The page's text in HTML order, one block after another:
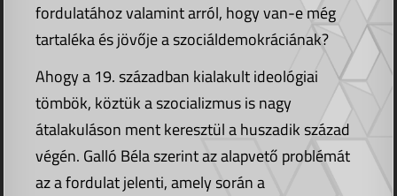
fordulatához valamint arról, hogy van-e még
tartaléka és jövője a szociáldemokráciának?
Ahogy a 19. században kialakult ideológiai
tömbök, köztük a szocializmus is nagy
átalakuláson ment keresztül a huszadik század
végén. Galló Béla szerint az alapvető problémát
az a fordulat jelenti, amely során a